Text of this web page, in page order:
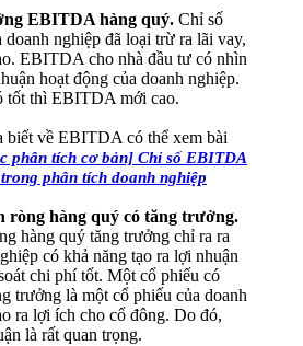
EBITDA hàng quý. Chỉ số
nghiệp đã loại trừ ra lãi vay,
EBITDA cho nhà đầu tư có nhìn
hoạt động của doanh nghiệp.
tốt thì EBITDA mới cao.
biết về EBITDA có thể xem bài
phân tích cơ bản] Chỉ số EBITDA
phân tích doanh nghiệp
ròng hàng quý có tăng trưởng.
hàng quý tăng trưởng chỉ ra ra
có khả năng tạo ra lợi nhuận
chi phí tốt. Một cổ phiếu có
trưởng là một cổ phiếu của doanh
ra lợi ích cho cổ đông. Do đó,
là rất quan trọng.